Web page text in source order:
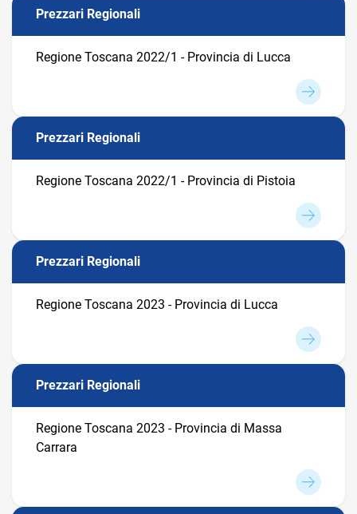
Prezzari Regionali
Regione Toscana 2022/1 - Provincia di Lucca
Prezzari Regionali
Regione Toscana 2022/1 - Provincia di Pistoia
Prezzari Regionali
Regione Toscana 2023 - Provincia di Lucca
Prezzari Regionali
Regione Toscana 2023 - Provincia di Massa
Carrara